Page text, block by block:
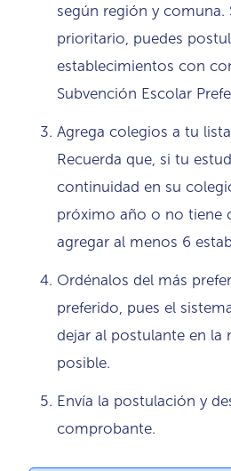
según región y comuna.
prioritario, puedes
establecimientos con
Subvención Escolar
Agrega colegios a tu
Recuerda que, si tu
continuidad en su
próximo año o no tiene
agregar al menos 6
Ordénalos del más
preferido, pues el
dejar al postulante en la
posible.
Envía la postulación y
comprobante.